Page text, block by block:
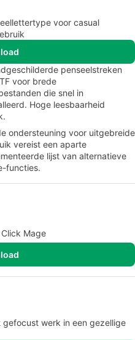
voor casual
penseelstreken
voor brede
die snel in
Hoge leesbaarheid
ondersteuning voor uitgebreide
vereist een aparte
lijst van alternatieve
functies.
Mage
gefocust werk in een gezellige